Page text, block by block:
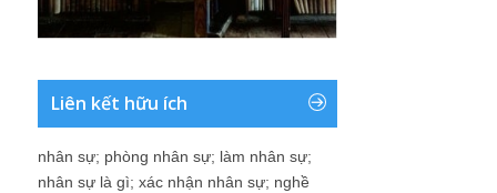
Liên kết hữu ích
nhân sự; phòng nhân sự; làm nhân sự;
nhân sự là gì; xác nhận nhân sự; nghề